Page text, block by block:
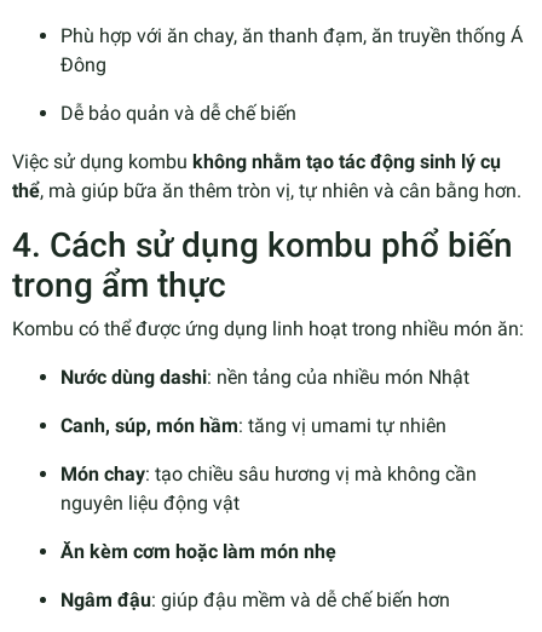
Phù hợp với ăn chay, ăn thanh đạm, ăn truyền thống Á
Đông
Dễ bảo quản và dễ chế biến
Việc sử dụng kombu không nhằm tạo tác động sinh lý cụ
thể, mà giúp bữa ăn thêm tròn vị, tự nhiên và cân bằng hơn.
4. Cách sử dụng kombu phổ biến
trong ẩm thực
Kombu có thể được ứng dụng linh hoạt trong nhiều món ăn:
Nước dùng dashi: nền tảng của nhiều món Nhật
Canh, súp, món hầm: tăng vị umami tự nhiên
Món chay: tạo chiều sâu hương vị mà không cần
nguyên liệu động vật
Ăn kèm cơm hoặc làm món nhẹ
Ngâm đậu: giúp đậu mềm và dễ chế biến hơn